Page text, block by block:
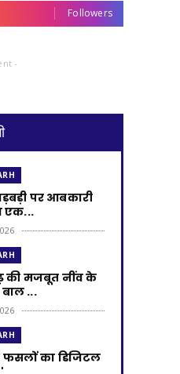
Followers
-
पर आबकारी
एक...
की मजबूत नींव के
...
फसलों का डिजिटल